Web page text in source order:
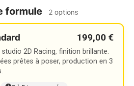
formule 2 options
199,00 €
studio 2D Racing, finition brillante.
prêtes à poser, production en 3